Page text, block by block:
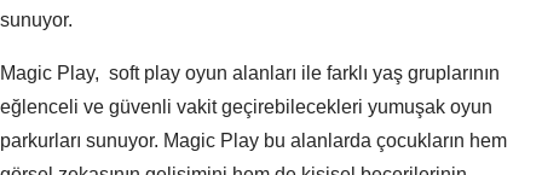
sunuyor.
Magic Play, soft play oyun alanları ile farklı yaş gruplarının
eğlenceli ve güvenli vakit geçirebilecekleri yumuşak oyun
parkurları sunuyor. Magic Play bu alanlarda çocukların hem